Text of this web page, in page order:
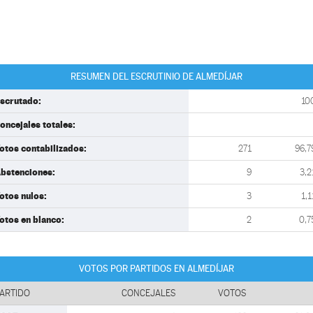
RESUMEN DEL ESCRUTINIO DE ALMEDÍJAR
totales:
contabilizados: 271
9
nulos: 3
en blanco: 2
VOTOS POR PARTIDOS EN ALMEDÍJAR
CONCEJALES VOTOS